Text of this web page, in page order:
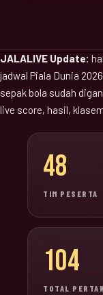
JALALIVE Update:
jadwal Piala Dunia
sepak bola sudah
live score, hasil,
48
TIM PESERTA
104
TOTAL